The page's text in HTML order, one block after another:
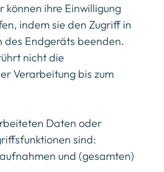
können ihre Einwilligung
indem sie den Zugriff in
des Endgeräts beenden.
nicht die
Verarbeitung bis zum
Daten oder
sind:
und (gesamten)